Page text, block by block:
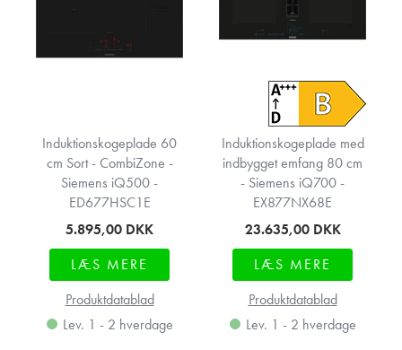
Induktionskogeplade 60
cm Sort - CombiZone -
Siemens iQ500 -
ED677HSC1E
5.895,00 DKK
LÆS MERE
Produktdatablad
Lev. 1 - 2 hverdage
Induktionskogeplade med
indbygget emfang 80 cm
- Siemens iQ700 -
EX877NX68E
23.635,00 DKK
LÆS MERE
Produktdatablad
Lev. 1 - 2 hverdage